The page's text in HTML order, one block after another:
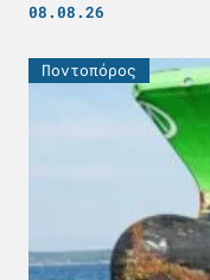
08.08.26
Ποντοπόρος